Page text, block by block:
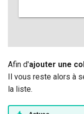
Afin d'ajouter une
Il vous reste alors à
la liste.